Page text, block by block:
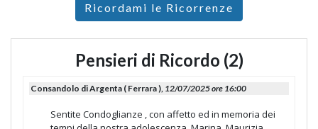
Ricordami le Ricorrenze
Pensieri di Ricordo (2)
Consandolo di Argenta ( Ferrara ), 12/07/2025 ore 16:00
Sentite Condoglianze , con affetto ed in memoria dei